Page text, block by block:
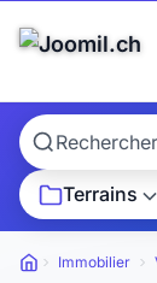
Terrains
Petites annonces
Immobilier